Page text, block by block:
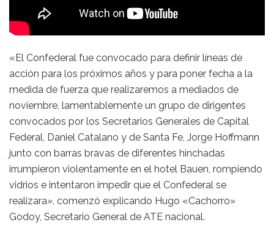
«El Confederal fue convocado para definir líneas de
acción para los próximos años y para poner fecha a la
medida de fuerza que realizaremos a mediados de
noviembre, lamentablemente un grupo de dirigentes
convocados por los Secretarios Generales de Capital
Federal, Daniel Catalano y de Santa Fe, Jorge Hoffmann
junto con barras bravas de diferentes hinchadas
irrumpieron violentamente en el hotel Bauen, rompiendo
vidrios e intentaron impedir que el Confederal se
realizara», comenzó explicando Hugo «Cachorro»
Godoy, Secretario General de ATE nacional.